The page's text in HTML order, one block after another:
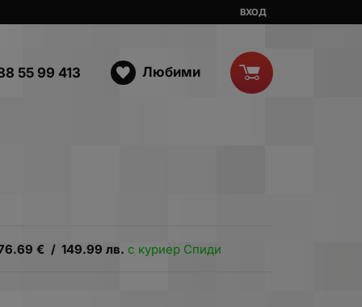
ВХОД
55 99 413 Любими
€ / 149.99 лв. с куриер Спиди